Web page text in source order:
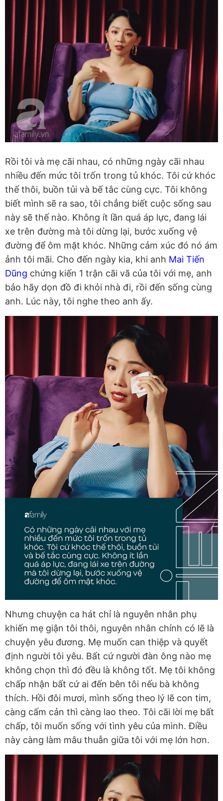
Rồi tôi và mẹ cãi nhau, có những ngày cãi nhau
nhiều đến mức tôi trốn trong tủ khóc. Tôi cứ khóc
thế thôi, buồn tủi và bế tắc cùng cực. Tôi không
biết mình sẽ ra sao, tôi chẳng biết cuộc sống sau
này sẽ thế nào. Không ít lần quá áp lực, đang lái
xe trên đường mà tôi dừng lại, bước xuống vệ
đường để ôm mặt khóc. Những cảm xúc đó nó ám
ảnh tôi mãi. Cho đến ngày kia, khi anh Mai Tiến
Dũng chứng kiến 1 trận cãi vã của tôi với mẹ, anh
bảo hãy dọn đồ đi khỏi nhà đi, rồi đến sống cùng
anh. Lúc này, tôi nghe theo anh ấy.
Nhưng chuyện ca hát chỉ là nguyên nhân phụ
khiến mẹ giận tôi thôi, nguyên nhân chính có lẽ là
chuyện yêu đương. Mẹ muốn can thiệp và quyết
định người tôi yêu. Bất cứ người đàn ông nào mẹ
không chọn thì đó đều là không tốt. Mẹ tôi không
chấp nhận bất cứ ai đến bên tôi nếu bà không
thích. Hồi đôi mươi, mình sống theo lý lẽ con tim,
càng cấm cản thì càng lao theo. Tôi cãi lời mẹ bất
chấp, tôi muốn sống với tình yêu của mình. Điều
này càng làm mâu thuẫn giữa tôi với mẹ lớn hơn.